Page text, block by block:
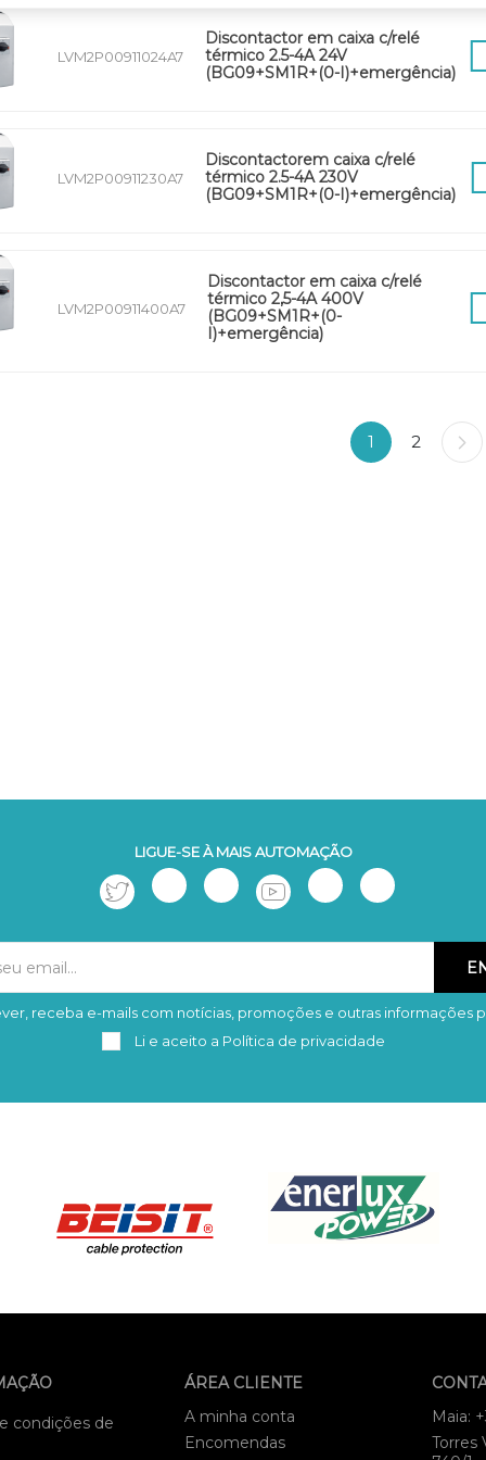
LVM2P00911024A7
Discontactor em caixa c/relé
térmico 2.5-4A 24V
(BG09+SM1R+(0-I)+emergência)
LVM2P00911230A7
Discontactorem caixa c/relé
térmico 2.5-4A 230V
(BG09+SM1R+(0-I)+emergência)
LVM2P00911400A7
Discontactor em caixa c/relé
térmico 2,5-4A 400V
(BG09+SM1R+(0-
I)+emergência)
1 2
LIGUE-SE À MAIS AUTOMAÇÃO
Subscrever Remover
receba e-mails com notícias, promoções e outras informações
Li e aceito a Política de privacidade
condições de
ÁREA CLIENTE
A minha conta
Encomendas
Maia:
Torres